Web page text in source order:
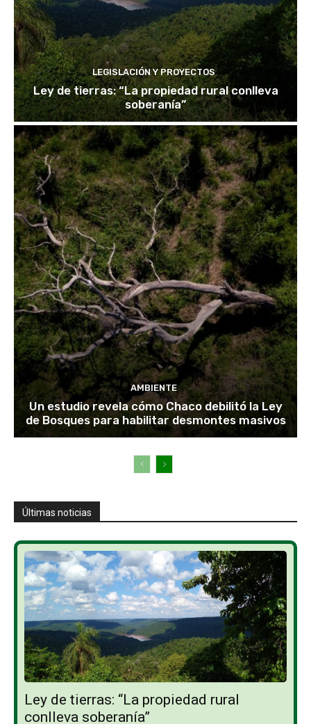
LEGISLACIÓN Y PROYECTOS
Ley de tierras: “La propiedad rural conlleva
soberanía”
AMBIENTE
Un estudio revela cómo Chaco debilitó la Ley
de Bosques para habilitar desmontes masivos
Últimas noticias
Ley de tierras: “La propiedad rural
conlleva soberanía”